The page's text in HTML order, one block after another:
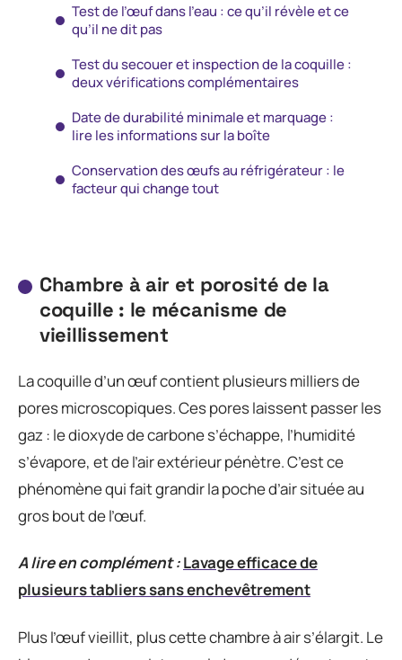
Test de l’œuf dans l’eau : ce qu’il révèle et ce
qu’il ne dit pas
Test du secouer et inspection de la coquille :
deux vérifications complémentaires
Date de durabilité minimale et marquage :
lire les informations sur la boîte
Conservation des œufs au réfrigérateur : le
facteur qui change tout
Chambre à air et porosité de la
coquille : le mécanisme de
vieillissement
La coquille d’un œuf contient plusieurs milliers de
pores microscopiques. Ces pores laissent passer les
gaz : le dioxyde de carbone s’échappe, l’humidité
s’évapore, et de l’air extérieur pénètre. C’est ce
phénomène qui fait grandir la poche d’air située au
gros bout de l’œuf.
A lire en complément :Lavage efficace de
plusieurs tabliers sans enchevêtrement
Plus l’œuf vieillit, plus cette chambre à air s’élargit. Le